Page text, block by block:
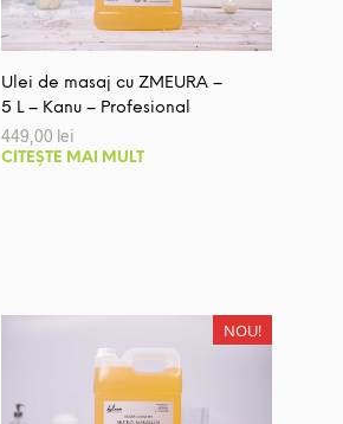
pot
fi
alese
în
Ulei de masaj cu ZMEURA –
5 L – Kanu – Profesional
449,00 lei
CITEȘTE MAI MULT
NOU!